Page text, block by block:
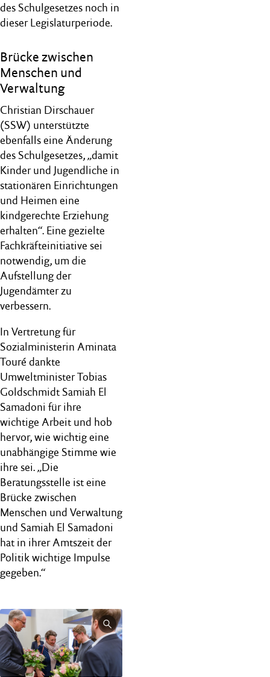
des Schulgesetzes noch in
dieser Legislaturperiode.
Brücke zwischen
Menschen und
Verwaltung
Christian Dirschauer
(SSW) unterstützte
ebenfalls eine Änderung
des Schulgesetzes, „damit
Kinder und Jugendliche in
stationären Einrichtungen
und Heimen eine
kindgerechte Erziehung
erhalten“. Eine gezielte
Fachkräfteinitiative sei
notwendig, um die
Aufstellung der
Jugendämter zu
verbessern.
In Vertretung für
Sozialministerin Aminata
Touré dankte
Umweltminister Tobias
Goldschmidt Samiah El
Samadoni für ihre
wichtige Arbeit und hob
hervor, wie wichtig eine
unabhängige Stimme wie
ihre sei. „Die
Beratungsstelle ist eine
Brücke zwischen
Menschen und Verwaltung
und Samiah El Samadoni
hat in ihrer Amtszeit der
Politik wichtige Impulse
gegeben.“